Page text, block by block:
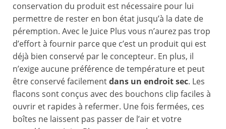
conservation du produit est nécessaire pour lui
permettre de rester en bon état jusqu’à la date de
péremption. Avec le Juice Plus vous n’aurez pas trop
d’effort à fournir parce que c’est un produit qui est
déjà bien conservé par le concepteur. En plus, il
n’exige aucune préférence de température et peut
être conservé facilementdans un endroit sec. Les
flacons sont conçus avec des bouchons clip faciles à
ouvrir et rapides à refermer. Une fois fermées, ces
boîtes ne laissent pas passer de l’air et votre